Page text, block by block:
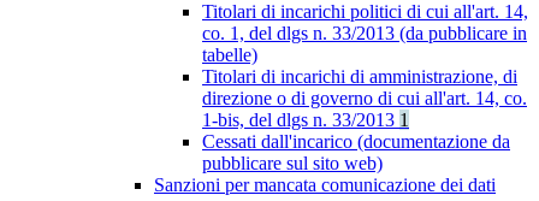
Titolari di incarichi politici di cui all'art. 14,
co. 1, del dlgs n. 33/2013 (da pubblicare in
tabelle)
Titolari di incarichi di amministrazione, di
direzione o di governo di cui all'art. 14, co.
1-bis, del dlgs n. 33/2013 1
Cessati dall'incarico (documentazione da
pubblicare sul sito web)
Sanzioni per mancata comunicazione dei dati